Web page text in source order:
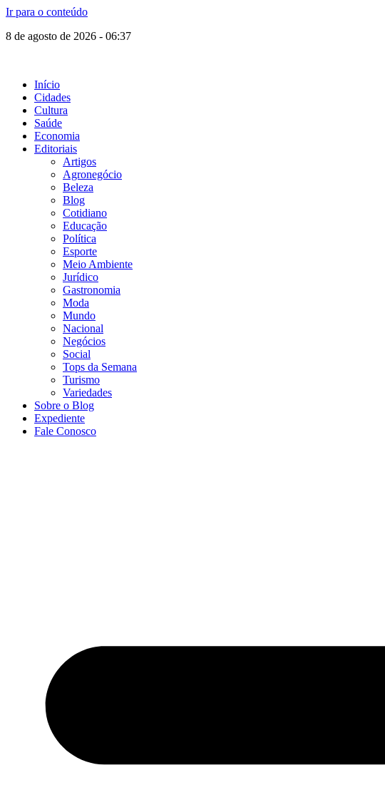
Ir para o conteúdo
8 de agosto de 2026 - 06:37
Início
Cidades
Cultura
Saúde
Economia
Editoriais
Artigos
Agronegócio
Beleza
Blog
Cotidiano
Educação
Política
Esporte
Meio Ambiente
Jurídico
Gastronomia
Moda
Mundo
Nacional
Negócios
Social
Tops da Semana
Turismo
Variedades
Sobre o Blog
Expediente
Fale Conosco